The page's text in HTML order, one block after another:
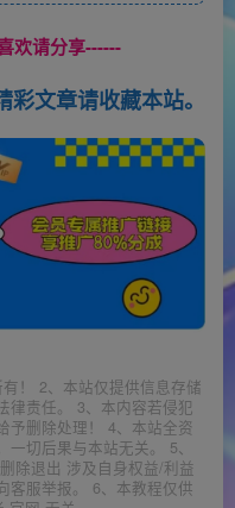
欢请分享------
文章请收藏本站。
！ 2、本站仅提供信息存储
律责任。 3、本内容若侵犯
予删除处理！ 4、本站全资
切后果与本站无关。 5、
除退出 涉及自身权益/利益
客服举报。 6、本教程仅供